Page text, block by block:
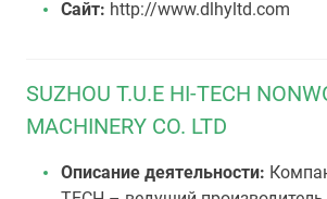
Сайт: http://www.dlhyltd.com
SUZHOU T.U.E HI-TECH
MACHINERY CO. LTD
Описание деятельности: